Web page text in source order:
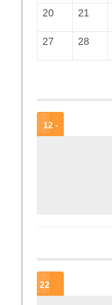
20 21
27 28
12 -
22